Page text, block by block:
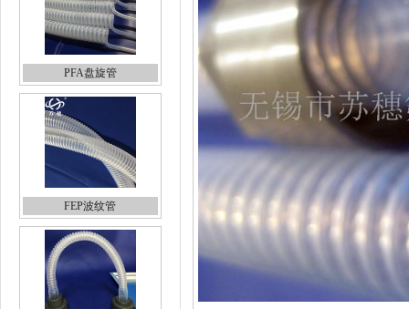
PFA盘旋管
FEP波纹管